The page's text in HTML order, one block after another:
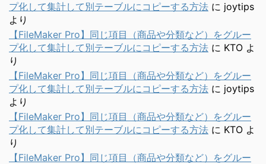
プ化して集計して別テーブルにコピーする方法 に joytips
より
【FileMaker Pro】同じ項目（商品や分類など）をグルー
プ化して集計して別テーブルにコピーする方法 に KTO よ
り
【FileMaker Pro】同じ項目（商品や分類など）をグルー
プ化して集計して別テーブルにコピーする方法 に joytips
より
【FileMaker Pro】同じ項目（商品や分類など）をグルー
プ化して集計して別テーブルにコピーする方法 に KTO よ
り
【FileMaker Pro】同じ項目（商品や分類など）をグルー